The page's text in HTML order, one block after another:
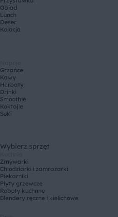
Obiad
Lunch
Deser
Kolacja
Grzańce
Kawy
Herbaty
Drinki
Smoothie
Koktajle
Soki
Wybierz sprzęt
Zmywarki
Chłodziarki i zamrażarki
Piekarniki
Płyty grzewcze
Roboty kuchnne
Blendery ręczne i kielichowe